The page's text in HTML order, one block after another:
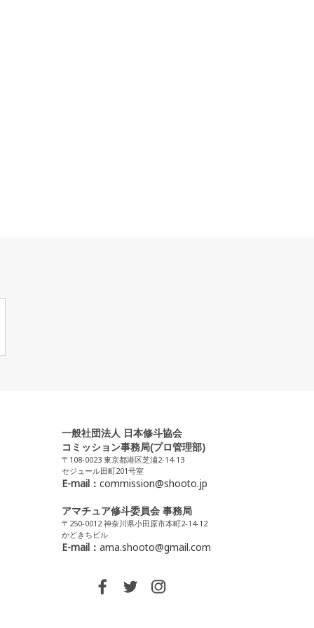
一般社団法人 日本修斗協会
コミッション事務局(プロ管理部)
〒108-0023 東京都港区芝浦2-14-13
セジュール田町201号室
E-mail： commission@shooto.jp
アマチュア修斗委員会 事務局
〒250-0012 神奈川県小田原市本町2-14-12
かどきちビル
E-mail： ama.shooto@gmail.com